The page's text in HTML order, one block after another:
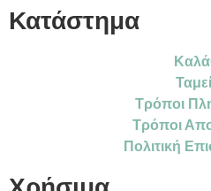
Κατάστημα
Τρόποι
Τρόποι
Πολιτική